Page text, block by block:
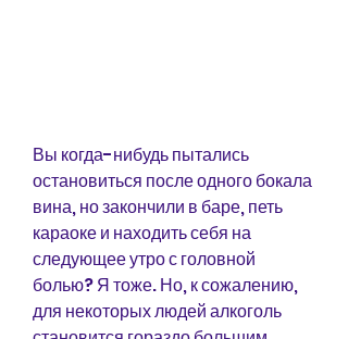
Вы когда-нибудь пытались
остановиться после одного бокала
вина, но закончили в баре, петь
караоке и находить себя на
следующее утро с головной
болью? Я тоже. Но, к сожалению,
для некоторых людей алкоголь